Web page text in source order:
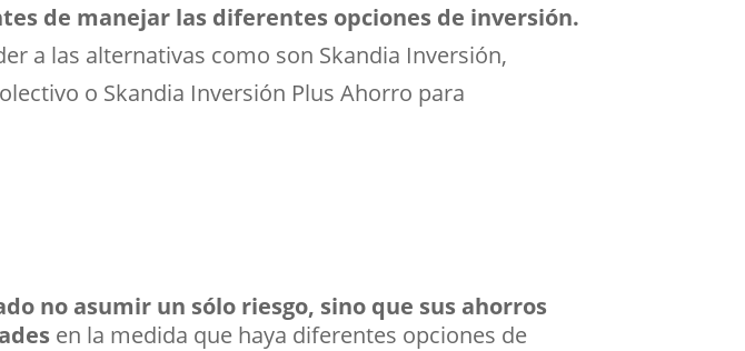
de manejar las diferentes opciones de inversión.
a las alternativas como son Skandia Inversión,
o Skandia Inversión Plus Ahorro para
no asumir un sólo riesgo, sino que sus ahorros
en la medida que haya diferentes opciones de